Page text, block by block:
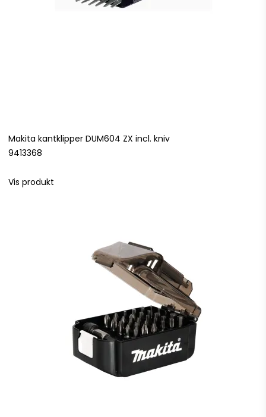
Makita kantklipper DUM604 ZX incl. kniv
9413368
Vis produkt